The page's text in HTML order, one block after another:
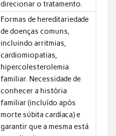
direcionar o tratamento.
Formas de hereditariedade
de doenças comuns,
incluindo arritmias,
cardiomiopatias,
hipercolesterolemia
familiar. Necessidade de
conhecer a história
familiar (incluído após
morte súbita cardíaca) e
garantir que a mesma está